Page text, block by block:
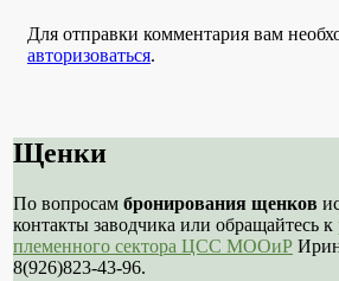
Для отправки комментария вам
авторизоваться.
Щенки
По вопросам бронирования щенков
контакты заводчика или обращайтесь к
племенного сектора ЦСС МООиР
8(926)823-43-96.